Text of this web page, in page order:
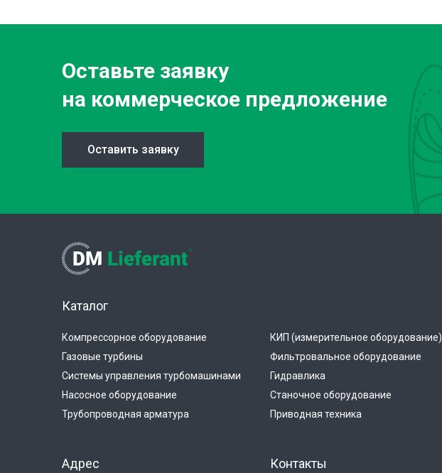
Оставьте заявку
на коммерческое предложение
Оставить заявку
Каталог
Компрессорное оборудование
Газовые турбины
Системы управления турбомашинами
Насосное оборудование
Трубопроводная арматура
КИП (измерительное оборудование)
Фильтровальное оборудование
Гидравлика
Станочное оборудование
Приводная техника
Адрес Контакты